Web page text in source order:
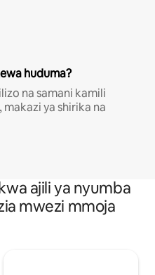
huduma?
na samani kamili
ya shirika na
ajili ya nyumba
mwezi mmoja